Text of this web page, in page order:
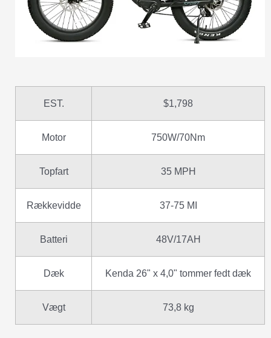
EST. $1,798
Motor 750W/70Nm
Topfart 35 MPH
Rækkevidde 37-75 MI
Batteri 48V/17AH
Dæk Kenda 26" x 4,0" tommer fedt dæk
Vægt 73,8 kg